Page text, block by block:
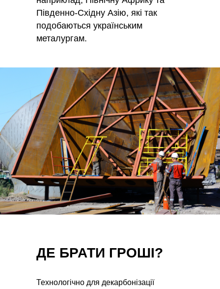
Південно-Східну Азію, які так
подобаються українським
металургам.
Технологічно для декарбонізації
ДЕ БРАТИ ГРОШІ?